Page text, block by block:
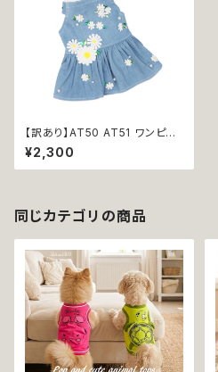
【訳あり】AT50 AT51 ワンピー
ス デニム フラワー 花 犬 服 ドッ
グウエア ドックウェア かわいい
可愛い おしゃれ ドッグ ウェア ド
¥2,300
同じカテゴリの商品